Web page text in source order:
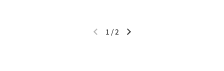
이전 슬라이드다음 슬라이드
1 /2